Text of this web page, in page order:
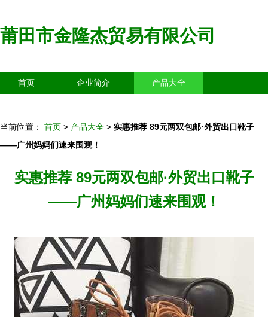
莆田市金隆杰贸易有限公司
首页 企业简介 产品大全
当前位置： 首页 > 产品大全 > 实惠推荐 89元两双包邮·外贸出口靴子
——广州妈妈们速来围观！
实惠推荐 89元两双包邮·外贸出口靴子
——广州妈妈们速来围观！